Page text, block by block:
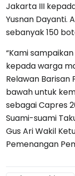
Jakarta III
Yusnan Dayanti.
sebanyak 150
“Kami
kepada warga
Relawan
bawah untuk
sebagai Capres
Suami-suami
Gus Ari Wakil
Pemenangan